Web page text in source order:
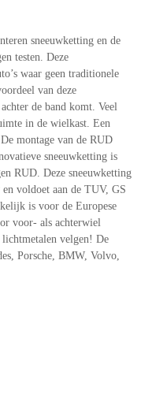
sneeuwketting en de
testen. Deze
waar geen traditionele
van deze
de band komt. Veel
in de wielkast. Een
montage van de RUD
sneeuwketting is
RUD. Deze sneeuwketting
voldoet aan de TUV, GS
is voor de Europese
voor- als achterwiel
lichtmetalen velgen! De
Porsche, BMW, Volvo,